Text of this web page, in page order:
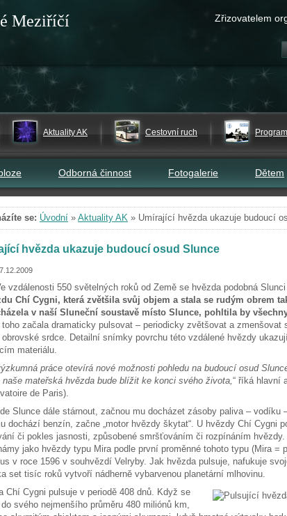
Meziříčí Zřizovatelem
Aktuality AK Cestovní ruch
Odborná činnost Fotogalerie Dětem
se: Úvodní » Aktuality AK » Umírající hvězda ukazuje budoucí
hvězda ukazuje budoucí osud Slunce
vzdálenosti 550 světelných roků od Země se hvězda podobná
Chí Cygni, která zvětšila svůj objem a stala se rudým obrem
v naší Sluneční soustavě místo Slunce, pohltila by
toho začala dramaticky pulsovat – periodicky zvětšovat a
srdce. Detailní snímky povrchu této vzdálené hvězdy
materiálu.
práce otevírá nové možnosti pohledu na budoucí osud
mateřská hvězda bude blížit ke konci svého života,“ říká hlavní
de Paris).
Slunce dále stárnout, začnou mu docházet zásoby paliva – vodíku
dochází benzín, začne „motor hvězdy škytat“. U hvězdy Chí Cygni
či pokles jasnosti, způsobené smršťováním či rozpínáním
jako hvězdy typu Mira podle první proměnné tohoto typu (Mira =
v roce 1596 v souhvězdí Velryby. Jak hvězda pulsuje, nafukuje
set tisíc roků vytvoří nádherně vybarvenou planetární mlhovinu.
Chí Cygni pulsuje v periodě 408 dnů. Když se
svého nejmenšího průměru 480 miliónů km,